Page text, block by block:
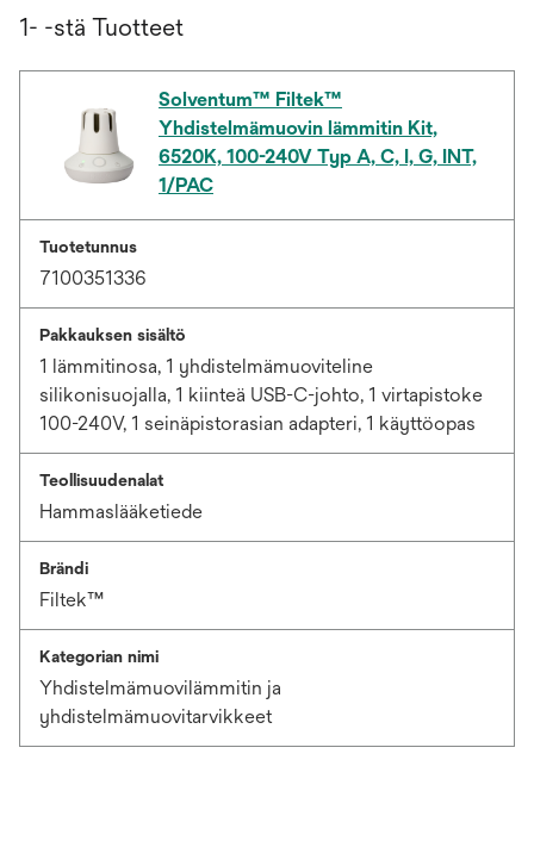
1- -stä Tuotteet
Solventum™ Filtek™
Yhdistelmämuovin lämmitin Kit,
6520K, 100-240V Typ A, C, I, G, INT,
1/PAC
Tuotetunnus
7100351336
Pakkauksen sisältö
1 lämmitinosa, 1 yhdistelmämuoviteline
silikonisuojalla, 1 kiinteä USB-C-johto, 1 virtapistoke
100-240V, 1 seinäpistorasian adapteri, 1 käyttöopas
Teollisuudenalat
Hammaslääketiede
Brändi
Filtek™
Kategorian nimi
Yhdistelmämuovilämmitin ja
yhdistelmämuovitarvikkeet